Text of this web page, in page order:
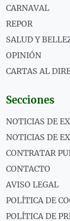
CARNAVAL
REPOR
SALUD Y
OPINIÓN
CARTAS AL
Secciones
NOTICIAS DE
NOTICIAS DE
CONTRATAR
CONTACTO
AVISO LEGAL
POLÍTICA DE
POLÍTICA DE